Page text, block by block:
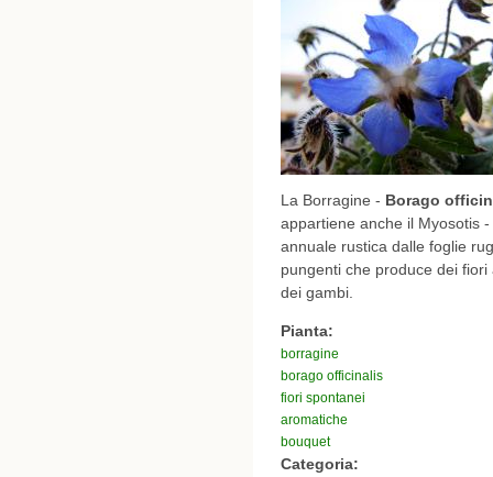
La Borragine - Borago
appartiene anche il Myosotis
annuale rustica dalle foglie
pungenti che produce dei
dei gambi.
Pianta:
borragine
borago officinalis
fiori spontanei
aromatiche
bouquet
Categoria: